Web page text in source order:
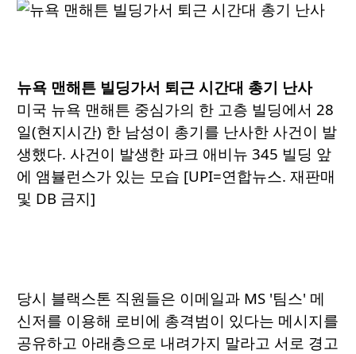
뉴욕 맨해튼 빌딩가서 퇴근 시간대 총기 난사
미국 뉴욕 맨해튼 중심가의 한 고층 빌딩에서 28
일(현지시간) 한 남성이 총기를 난사한 사건이 발
생했다. 사건이 발생한 파크 애비뉴 345 빌딩 앞
에 앰뷸런스가 있는 모습 [UPI=연합뉴스. 재판매
및 DB 금지]
당시 블랙스톤 직원들은 이메일과 MS '팀스' 메
신저를 이용해 로비에 총격범이 있다는 메시지를
공유하고 아래층으로 내려가지 말라고 서로 경고